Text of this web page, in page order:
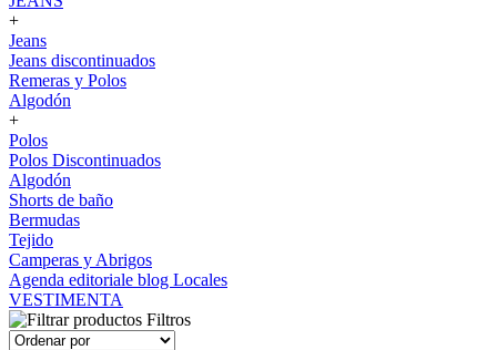
+
Jeans
Jeans discontinuados
Remeras y Polos
Algodón
+
Polos
Polos Discontinuados
Algodón
Shorts de baño
Bermudas
Tejido
Camperas y Abrigos
Agenda editoriale blog Locales
VESTIMENTA
Filtros